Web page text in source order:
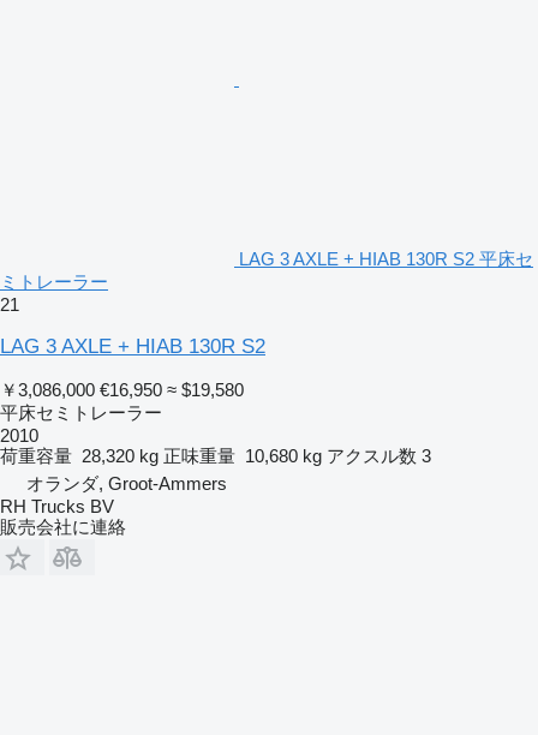
LAG 3 AXLE + HIAB 130R S2 平床セ
ミトレーラー
21
LAG 3 AXLE + HIAB 130R S2
￥3,086,000 €16,950 ≈ $19,580
平床セミトレーラー
2010
荷重容量 28,320 kg 正味重量 10,680 kg アクスル数 3
オランダ, Groot-Ammers
RH Trucks BV
販売会社に連絡